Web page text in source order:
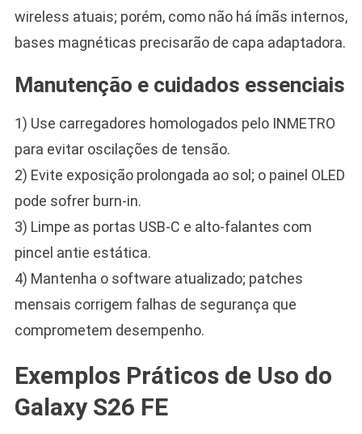
wireless atuais; porém, como não há ímãs internos,
bases magnéticas precisarão de capa adaptadora.
Manutenção e cuidados essenciais
1) Use carregadores homologados pelo INMETRO
para evitar oscilações de tensão.
2) Evite exposição prolongada ao sol; o painel OLED
pode sofrer burn-in.
3) Limpe as portas USB-C e alto-falantes com
pincel antie estática.
4) Mantenha o software atualizado; patches
mensais corrigem falhas de segurança que
comprometem desempenho.
Exemplos Práticos de Uso do
Galaxy S26 FE